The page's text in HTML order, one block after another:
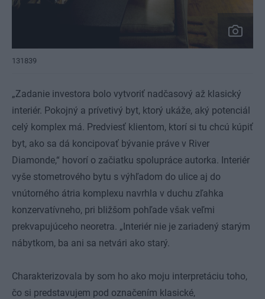
131839
„Zadanie investora bolo vytvoriť nadčasový až klasický
interiér. Pokojný a prívetivý byt, ktorý ukáže, aký potenciál
celý komplex má. Predviesť klientom, ktorí si tu chcú kúpiť
byt, ako sa dá koncipovať bývanie práve v River
Diamonde,“ hovorí o začiatku spolupráce autorka. Interiér
vyše stometrového bytu s výhľadom do ulice aj do
vnútorného átria komplexu navrhla v duchu zľahka
konzervatívneho, pri bližšom pohľade však veľmi
prekvapujúceho neoretra. „Interiér nie je zariadený starým
nábytkom, ba ani sa netvári ako starý.
Charakterizovala by som ho ako moju interpretáciu toho,
čo si predstavujem pod označením klasické,